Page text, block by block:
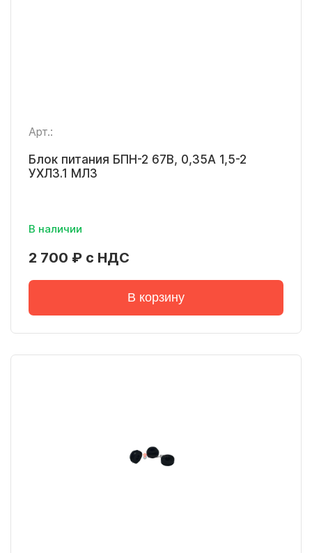
Арт.:
Блок питания БПН-2 67В, 0,35А 1,5-2
УХЛ3.1 МЛЗ
В наличии
2 700 ₽ с НДС
В корзину